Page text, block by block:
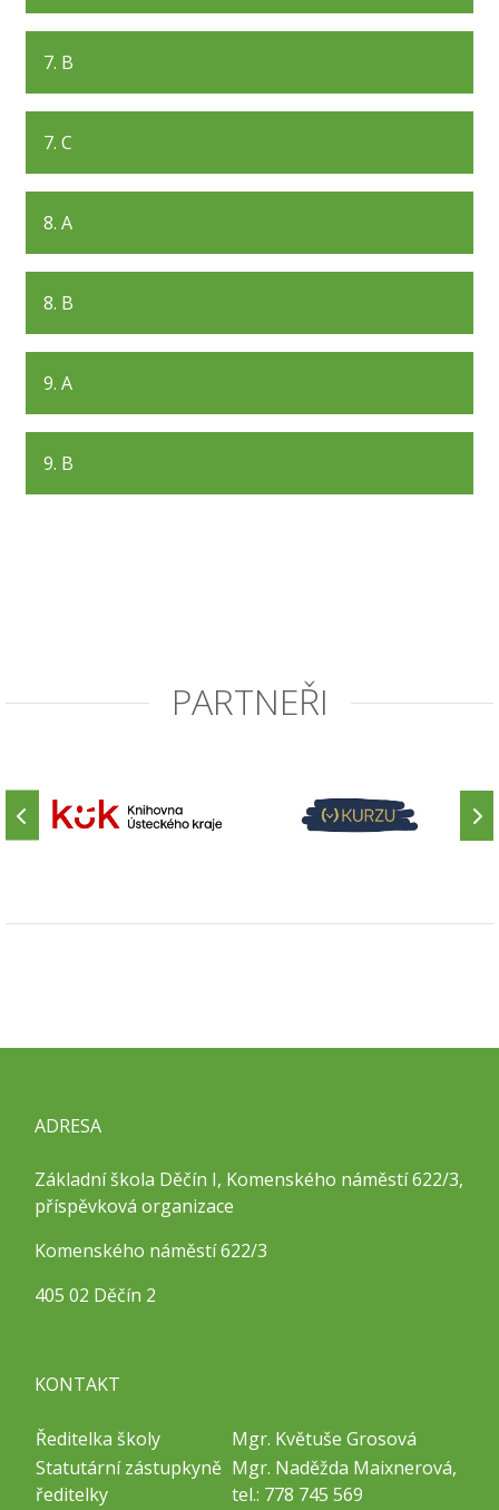
7. B
7. C
8. A
8. B
9. A
9. B
PARTNEŘI
ADRESA
Základní škola Děčín I, Komenského náměstí 622/3,
příspěvková organizace
Komenského náměstí 622/3
405 02 Děčín 2
KONTAKT
Ředitelka školy
Mgr. Květuše Grosová
Statutární zástupkyně
ředitelky
Mgr. Naděžda Maixnerová,
tel.: 778 745 569